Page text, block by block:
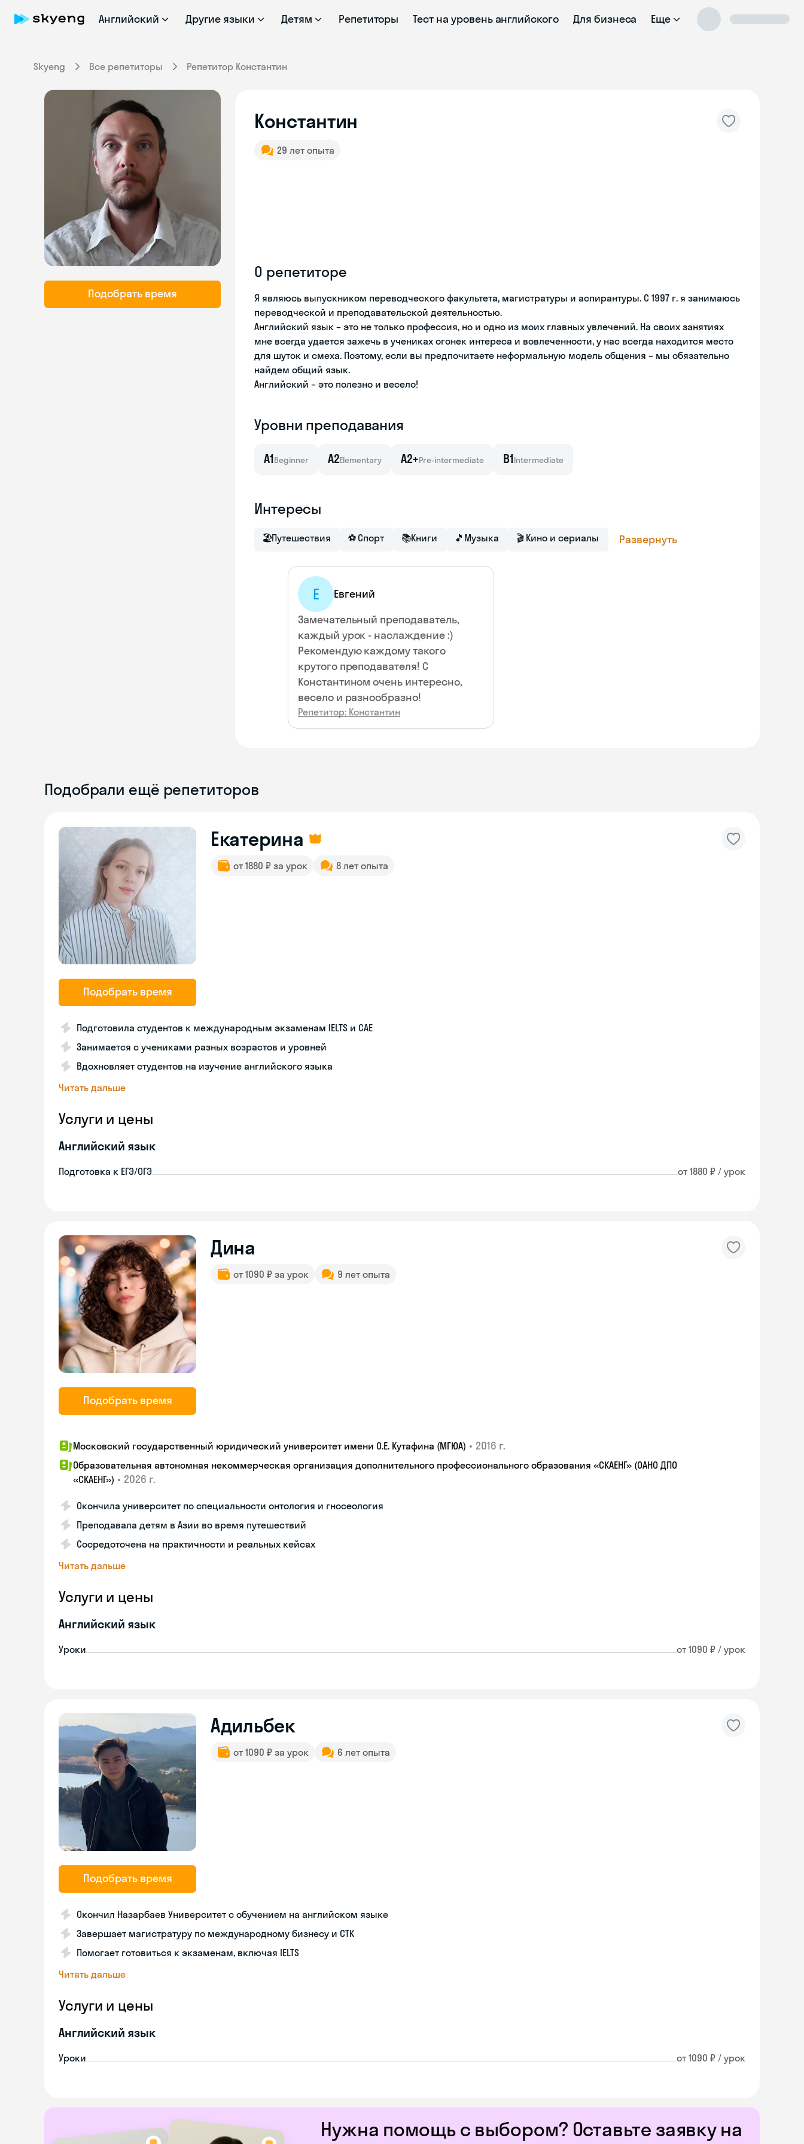
Английский Другие языки Детям Репетиторы Тест на уровень английского Для бизнеса Еще
Skyeng Все репетиторы Репетитор Константин
Подобрать время
Константин
29 лет опыта
О репетиторе
Я являюсь выпускником переводческого факультета, магистратуры и аспирантуры. С 1997 г. я занимаюсь
переводческой и преподавательской деятельностью.
Английский язык – это не только профессия, но и одно из моих главных увлечений. На своих занятиях
мне всегда удается зажечь в учениках огонек интереса и вовлеченности, у нас всегда находится место
для шуток и смеха. Поэтому, если вы предпочитаете неформальную модель общения – мы обязательно
найдем общий язык.
Английский – это полезно и весело!
Уровни преподавания
A1Beginner A2Elementary A2+Pre-intermediate B1Intermediate
Интересы
🏖Путешествия ⚽ Спорт 📚Книги 🎵 Музыка 🎬 Кино и сериалы Развернуть
Е
Евгений
Замечательный преподаватель,
каждый урок - наслаждение :)
Рекомендую каждому такого
крутого преподавателя! С
Константином очень интересно,
весело и разнообразно!
Репетитор: Константин
Подобрали ещё репетиторов
Нужна помощь с выбором? Оставьте заявку на
Подобрать время
Екатерина
от 1880 ₽ за урок 8 лет опыта
Подготовила студентов к международным экзаменам IELTS и CAE
Занимается с учениками разных возрастов и уровней
Вдохновляет студентов на изучение английского языка
Читать дальше
Услуги и цены
Английский язык
Подготовка к ЕГЭ/ОГЭ от 1880 ₽ / урок
Подобрать время
Дина
от 1090 ₽ за урок 9 лет опыта
Московский государственный юридический университет имени О.Е. Кутафина (МГЮА) • 2016 г.
Образовательная автономная некоммерческая организация дополнительного профессионального образования «СКАЕНГ» (ОАНО ДПО
«СКАЕНГ») • 2026 г.
Окончила университет по специальности онтология и гносеология
Преподавала детям в Азии во время путешествий
Сосредоточена на практичности и реальных кейсах
Читать дальше
Услуги и цены
Английский язык
Уроки от 1090 ₽ / урок
Подобрать время
Адильбек
от 1090 ₽ за урок 6 лет опыта
Окончил Назарбаев Университет с обучением на английском языке
Завершает магистратуру по международному бизнесу и СТК
Помогает готовиться к экзаменам, включая IELTS
Читать дальше
Услуги и цены
Английский язык
Уроки от 1090 ₽ / урок
Skyeng Chat
online